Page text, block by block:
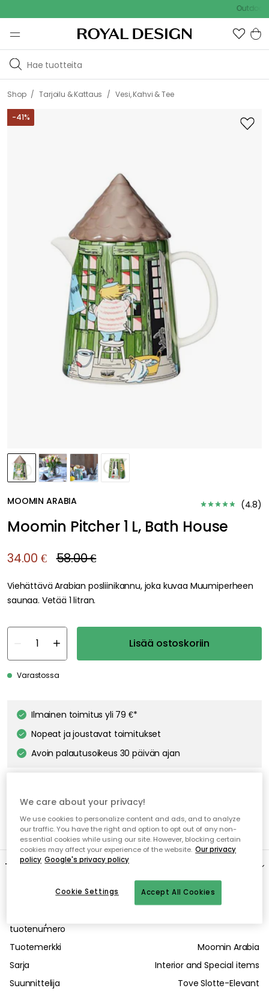
Outdoor Sale
Shop / Tarjoilu & Kattaus / Vesi, Kahvi & Tee
-41%
MOOMIN ARABIA (4.8)
Moomin Pitcher 1 L, Bath House
34.00 € 58.00 €
Viehättävä Arabian posliinikannu, joka kuvaa Muumiperheen
saunaa. Vetää 1 litran.
Lisää ostoskoriin
Varastossa
Ilmainen toimitus yli 79 €*
Nopeat ja joustavat toimitukset
Avoin palautusoikeus 30 päivän ajan
Tuotetiedot
tuotenumero
Tuotemerkki
Moomin Arabia
Sarja
Interior and Special items
Suunnittelija
Tove Slotte-Elevant
We care about your privacy!
We use cookies to personalize content and ads, and to analyze
our traffic. You have the right and option to opt out of any non-
essential cookies while using our site. However, blocking certain
cookies may affect your experience of the website. Our privacy
policy Google's privacy policy
Accept All Cookies
Cookie Settings